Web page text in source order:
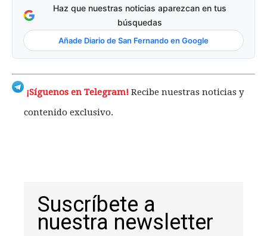
Haz que nuestras noticias aparezcan en tus
búsquedas
Añade Diario de San Fernando en Google
¡Síguenos en Telegram! Recibe nuestras noticias y
contenido exclusivo.
Suscríbete a
nuestra newsletter